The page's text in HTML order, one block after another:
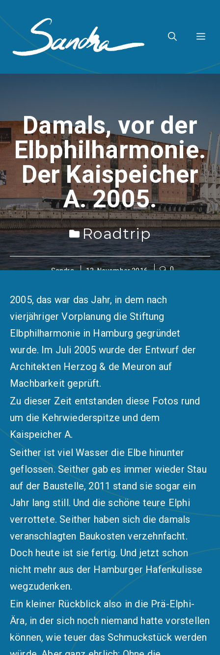
Inhalt
springen
Damals, vor der
Elbphilharmonie.
Der Kaispeicher
A. 2005.
Roadtrip
Sandra 13. November 2016 0
2005, das war das Jahr, in dem nach
vierjähriger Vorplanung die Stiftung
Elbphilharmonie in Hamburg gegründet
wurde. Im Juli 2005 wurde der Entwurf der
Architekten Herzog & de Meuron auf
Machbarkeit geprüft.
Zu dieser Zeit entstanden diese Fotos rund
um die Kehrwiederspitze und dem
Kaispeicher A.
Seither ist viel Wasser die Elbe hinunter
geflossen. Seither gab es immer wieder Stau
auf der Baustelle, 2011 stand sie sogar ein
Jahr lang still. Und die schöne teure Elphi
verrottete. Seither haben sich die damals
veranschlagten Baukosten verzehnfacht.
Doch heute ist sie fertig. Und jetzt schon
nicht mehr aus der Hamburger Hafenkulisse
wegzudenken.
Ein kleiner Rückblick also in die Prä-Elphi-
Ära, in der sich noch niemand hatte vorstellen
können, wie teuer das Schmuckstück werden